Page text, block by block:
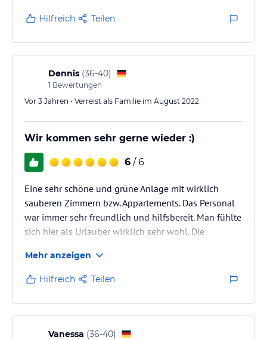
Hilfreich Teilen
Dennis (36-40)
1 Bewertungen
Vor 3 Jahren • Verreist als Familie im August 2022
Wir kommen sehr gerne wieder :)
6 / 6
Eine sehr schöne und grüne Anlage mit wirklich
sauberen Zimmern bzw. Appartements. Das Personal
war immer sehr freundlich und hilfsbereit. Man fühlte
sich hier als Urlauber wirklich sehr wohl. Die
Anspruch genommen haben, war jederzeit freundlich
und teils war hier wirklich sehr viel los. Aber die
Damen hatten immer einen kühlen Kopf :)
Mehr anzeigen
Hilfreich Teilen
Vanessa (36-40)